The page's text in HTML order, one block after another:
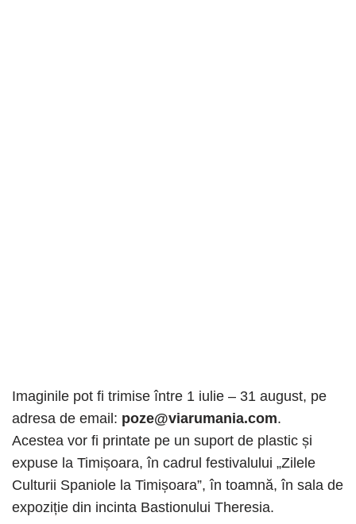
Imaginile pot fi trimise între 1 iulie – 31 august, pe
adresa de email: poze@viarumania.com.
Acestea vor fi printate pe un suport de plastic și
expuse la Timișoara, în cadrul festivalului „Zilele
Culturii Spaniole la Timișoara”, în toamnă, în sala de
expoziție din incinta Bastionului Theresia.